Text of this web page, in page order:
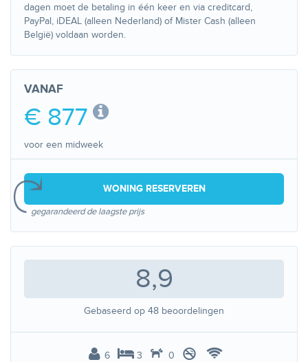
dagen moet de betaling in één keer en via creditcard,
PayPal, iDEAL (alleen Nederland) of Mister Cash (alleen
België) voldaan worden.
VANAF
€ 877
voor een midweek
WONING RESERVEREN
gegarandeerd de laagste prijs
8,9
Gebaseerd op 48 beoordelingen
6 3 0